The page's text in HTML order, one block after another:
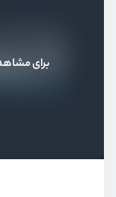
برای